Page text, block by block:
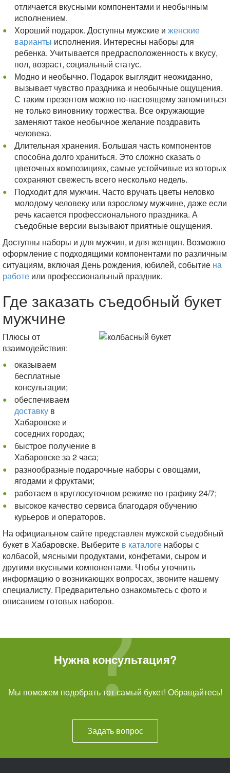
отличается вкусными компонентами и необычным
исполнением.
Хороший подарок. Доступны мужские и женские
варианты исполнения. Интересны наборы для
ребенка. Учитывается предрасположенность к вкусу,
пол, возраст, социальный статус.
Модно и необычно. Подарок выглядит неожиданно,
вызывает чувство праздника и необычные ощущения.
С таким презентом можно по-настоящему запомниться
не только виновнику торжества. Все окружающие
заменяют такое необычное желание поздравить
человека.
Длительная хранения. Большая часть компонентов
способна долго храниться. Это сложно сказать о
цветочных композициях, самые устойчивые из которых
сохраняют свежесть всего несколько недель.
Подходит для мужчин. Часто вручать цветы неловко
молодому человеку или взрослому мужчине, даже если
речь касается профессионального праздника. А
съедобные версии вызывают приятные ощущения.
Доступны наборы и для мужчин, и для женщин. Возможно
оформление с подходящими компонентами по различным
ситуациям, включая День рождения, юбилей, событие на
работе или профессиональный праздник.
Где заказать съедобный букет
мужчине
Плюсы от
взаимодействия:
оказываем
бесплатные
консультации;
обеспечиваем
доставкув
Хабаровске и
соседних городах;
быстрое получение в
Хабаровске за 2 часа;
разнообразные подарочные наборы с овощами,
ягодами и фруктами;
работаем в круглосуточном режиме по графику 24/7;
высокое качество сервиса благодаря обучению
курьеров и операторов.
На официальном сайте представлен мужской съедобный
букет в Хабаровске. Выберите в каталоге наборы с
колбасой, мясными продуктами, конфетами, сыром и
другими вкусными компонентами. Чтобы уточнить
информацию о возникающих вопросах, звоните нашему
специалисту. Предварительно ознакомьтесь с фото и
описанием готовых наборов.
Нужна консультация?
Мы поможем подобрать тот самый букет! Обращайтесь!
Задать вопрос